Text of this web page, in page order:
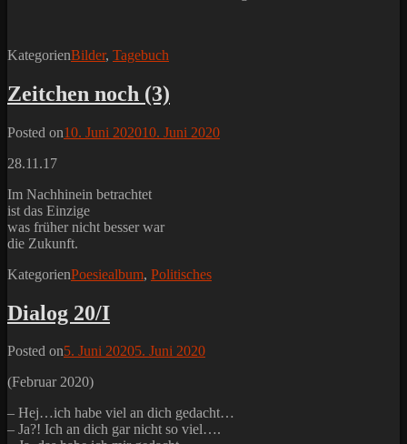
KategorienBilder, Tagebuch
Zeitchen noch (3)
Posted on10. Juni 202010. Juni 2020
28.11.17
Im Nachhinein betrachtet
ist das Einzige
was früher nicht besser war
die Zukunft.
KategorienPoesiealbum, Politisches
Dialog 20/I
Posted on5. Juni 20205. Juni 2020
(Februar 2020)
– Hej…ich habe viel an dich gedacht…
– Ja?! Ich an dich gar nicht so viel….